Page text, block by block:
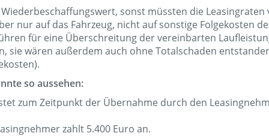
sonst müssten die Leasingraten
nur auf das Fahrzeug, nicht auf sonstige Folgekosten
für eine Überschreitung der vereinbarten
sie wären außerdem auch ohne Totalschaden
so aussehen:
zum Zeitpunkt der Übernahme durch den
zahlt 5.400 Euro an.